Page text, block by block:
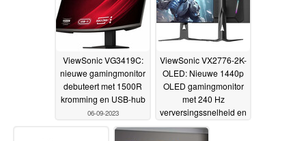
ViewSonic VG3419C:
nieuwe gamingmonitor
debuteert met 1500R
kromming en USB-hub
06-09-2023
ViewSonic VX2776-2K-
OLED: Nieuwe 1440p
OLED gamingmonitor
met 240 Hz
verversingssnelheid en
moderne I/O